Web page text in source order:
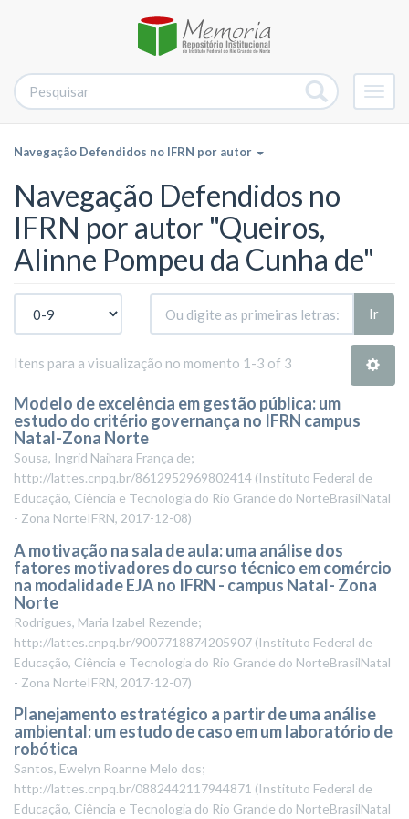
Navegação Defendidos no IFRN por autor
Navegação Defendidos no
IFRN por autor "Queiros,
Alinne Pompeu da Cunha de"
Ir
Itens para a visualização no momento 1-3 of 3
Modelo de excelência em gestão pública: um
estudo do critério governança no IFRN campus
Natal-Zona Norte
Sousa, Ingrid Naihara França de;
http://lattes.cnpq.br/8612952969802414 (Instituto Federal de
Educação, Ciência e Tecnologia do Rio Grande do NorteBrasilNatal
- Zona NorteIFRN, 2017-12-08)
A motivação na sala de aula: uma análise dos
fatores motivadores do curso técnico em comércio
na modalidade EJA no IFRN - campus Natal- Zona
Norte
Rodrigues, Maria Izabel Rezende;
http://lattes.cnpq.br/9007718874205907 (Instituto Federal de
Educação, Ciência e Tecnologia do Rio Grande do NorteBrasilNatal
- Zona NorteIFRN, 2017-12-07)
Planejamento estratégico a partir de uma análise
ambiental: um estudo de caso em um laboratório de
robótica
Santos, Ewelyn Roanne Melo dos;
http://lattes.cnpq.br/0882442117944871 (Instituto Federal de
Educação, Ciência e Tecnologia do Rio Grande do NorteBrasilNatal